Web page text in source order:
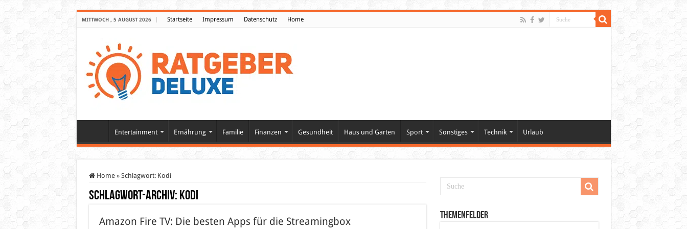
MITTWOCH , 5 AUGUST 2026 Startseite Impressum Datenschutz Home
Entertainment Ernährung Familie Finanzen Gesundheit Haus und Garten Sport Sonstiges Technik Urlaub
Home » Schlagwort: Kodi
Schlagwort-Archiv: Kodi
Amazon Fire TV: Die besten Apps für die Streamingbox Themenfelder